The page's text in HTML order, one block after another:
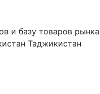
и базу товаров
Таджикистан